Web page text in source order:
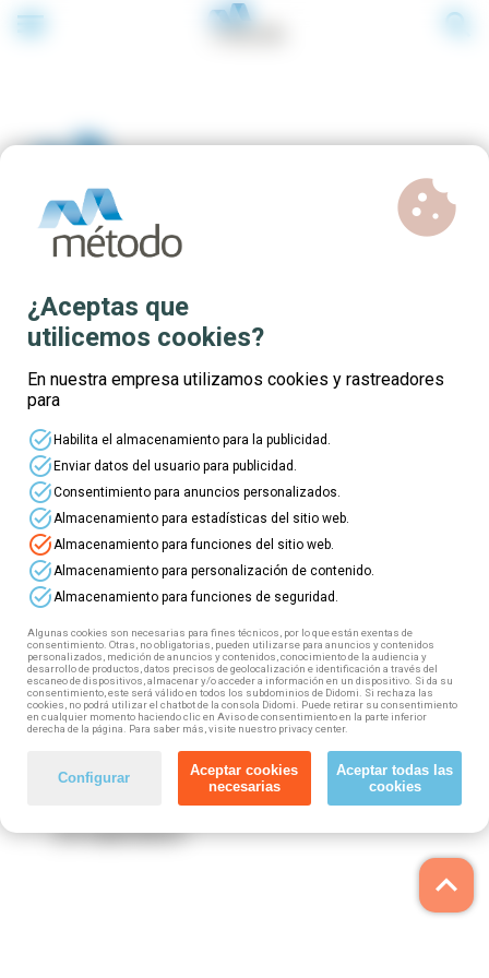
menu search
Cursos online gratuitos con
plazas para demandantes de
empleo
⭐ ¡Nuevoscursos online gratuitoscon plazas
disponibles para demandantes de empleo
⏩ Puedes acceder a esta formación gratuita,
100% subvencionada. ¿Cómo? ¡Muy fácil! Tan
solo tienes que seguir estos pasos:
1️⃣ Elige tu curso
2️⃣ Rellena el formulario
3️⃣ Fórmate totalmente gratis
4️⃣ Obtén tu diploma
¡Te esperamos!
keyboard_arrow_up
¿Aceptas que
utilicemos cookies?
cookie
En nuestra empresa utilizamos cookies y rastreadores
para
task_altHabilita el almacenamiento para la publicidad.
task_altEnviar datos del usuario para publicidad.
task_altConsentimiento para anuncios personalizados.
task_alt Almacenamiento para estadísticas del sitio web.
task_alt Almacenamiento para funciones del sitio web.
task_alt Almacenamiento para personalización de contenido.
task_alt Almacenamiento para funciones de seguridad.
Algunas cookies son necesarias para fines técnicos, por lo que están exentas de
consentimiento. Otras, no obligatorias, pueden utilizarse para anuncios y contenidos
personalizados, medición de anuncios y contenidos, conocimiento de la audiencia y
desarrollo de productos, datos precisos de geolocalización e identificación a través del
escaneo de dispositivos, almacenar y/o acceder a información en un dispositivo. Si da su
consentimiento, este será válido en todos los subdominios de Didomi. Si rechaza las
cookies, no podrá utilizar el chatbot de la consola Didomi. Puede retirar su consentimiento
en cualquier momento haciendo clic en Aviso de consentimiento en la parte inferior
derecha de la página. Para saber más, visite nuestro privacy center.
Configurar
Aceptar cookies
necesarias
Aceptar todas las
cookies